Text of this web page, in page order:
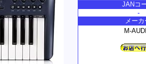
JANコ
-
メーカ
M-